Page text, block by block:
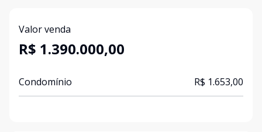
Valor venda
R$ 1.390.000,00
Condomínio R$ 1.653,00